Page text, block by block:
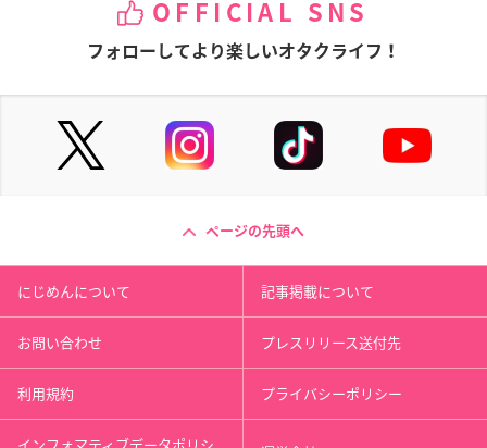
OFFICIAL SNS
フォローしてより楽しいオタクライフ！
ページの先頭へ
にじめんについて 記事掲載について
お問い合わせ プレスリリース送付先
利用規約 プライバシーポリシー